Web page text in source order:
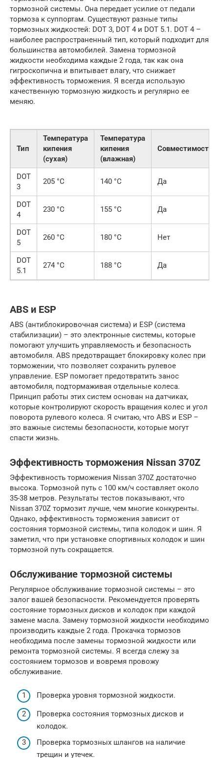
тормозной системы. Она передает усилие от педали
тормоза к суппортам. Существуют разные типы
тормозных жидкостей: DOT 3, DOT 4 и DOT 5.1. DOT 4 –
наиболее распространенный тип, который подходит для
большинства автомобилей. Замена тормозной
жидкости необходима каждые 2 года, так как она
гигроскопична и впитывает влагу, что снижает
эффективность торможения. Я всегда использую
качественную тормозную жидкость и регулярно ее
меняю.
Тип
Температура
кипения
(сухая)
Температура
кипения
(влажная)
Совместимость
DOT
3
205 °C 140 °C Да
DOT
4
230 °C 155 °C Да
DOT
5
260 °C 180 °C Нет
DOT
5.1
274 °C 188 °C Да
ABS и ESP
ABS (антиблокировочная система) и ESP (система
стабилизации) – это электронные системы, которые
помогают улучшить управляемость и безопасность
автомобиля. ABS предотвращает блокировку колес при
торможении, что позволяет сохранить рулевое
управление. ESP помогает предотвратить занос
автомобиля, подтормаживая отдельные колеса.
Принцип работы этих систем основан на датчиках,
которые контролируют скорость вращения колес и угол
поворота рулевого колеса. Я считаю, что ABS и ESP –
это важные системы безопасности, которые могут
спасти жизнь.
Эффективность торможения Nissan 370Z
Эффективность торможения Nissan 370Z достаточно
высока. Тормозной путь с 100 км/ч составляет около
35-38 метров. Результаты тестов показывают, что
Nissan 370Z тормозит лучше, чем многие конкуренты.
Однако, эффективность торможения зависит от
состояния тормозной системы, типа колодок и шин. Я
заметил, что при установке спортивных колодок и шин
тормозной путь сокращается.
Обслуживание тормозной системы
Регулярное обслуживание тормозной системы – это
залог вашей безопасности. Рекомендуется проверять
состояние тормозных дисков и колодок при каждой
замене масла. Замену тормозной жидкости необходимо
производить каждые 2 года. Прокачка тормозов
необходима после замены тормозной жидкости или
ремонта тормозной системы. Я всегда слежу за
состоянием тормозов и вовремя провожу
обслуживание.
Проверка уровня тормозной жидкости.
Проверка состояния тормозных дисков и
колодок.
Проверка тормозных шлангов на наличие
трещин и утечек.